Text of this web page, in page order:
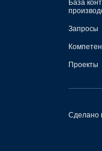
База
Запросы
Проекты
Сделано